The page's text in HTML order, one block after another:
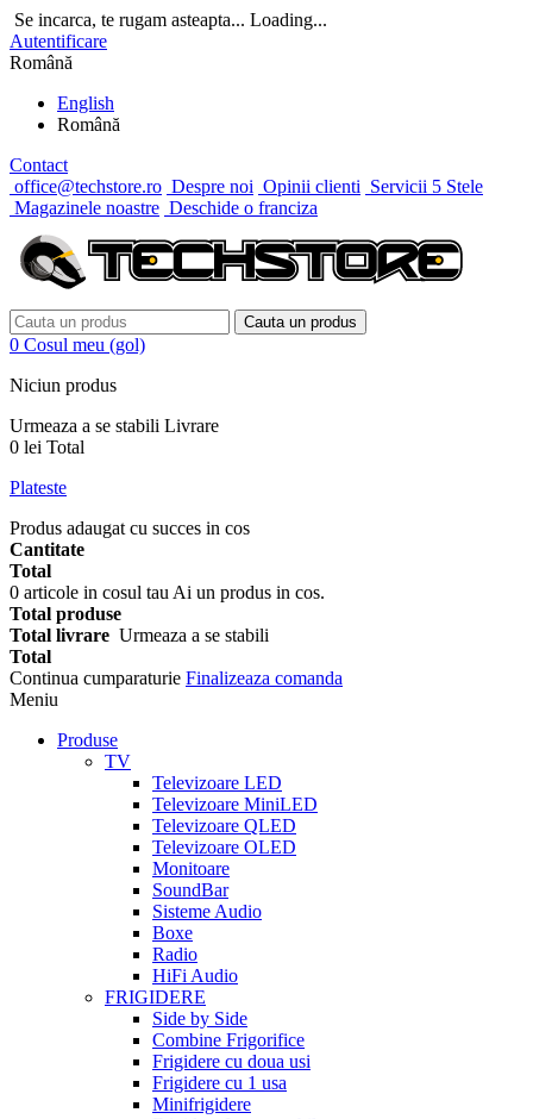
Se incarca, te rugam asteapta... Loading...
Autentificare
Română
English
Română
Contact
office@techstore.ro Despre noi Opinii clienti Servicii 5 Stele
Magazinele noastre Deschide o franciza
Cauta un produs
0 Cosul meu (gol)
Niciun produs
Urmeaza a se stabili Livrare
0 lei Total
Plateste
Produs adaugat cu succes in cos
Cantitate
Total
0 articole in cosul tau Ai un produs in cos.
Total produse
Total livrare Urmeaza a se stabili
Total
Continua cumparaturie Finalizeaza comanda
Meniu
Produse
TV
Televizoare LED
Televizoare MiniLED
Televizoare QLED
Televizoare OLED
Monitoare
SoundBar
Sisteme Audio
Boxe
Radio
HiFi Audio
FRIGIDERE
Side by Side
Combine Frigorifice
Frigidere cu doua usi
Frigidere cu 1 usa
Minifrigidere